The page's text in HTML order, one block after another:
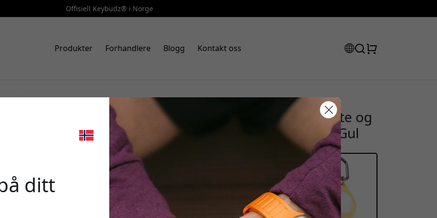
Offisiell Keybudz® i Norge
Produkter Forhandlere Blogg Kontakt oss
Art.nr.: AT_S2_PYL
KeyBudz Secure Dock AirTag-holder med krokfeste og
oppbevaringspose, 2-pakning for Apple AirTag - Gul
ditt
🎉 Din rabattkode:
Bruk denne koden i kassen for å få 15% rabatt.